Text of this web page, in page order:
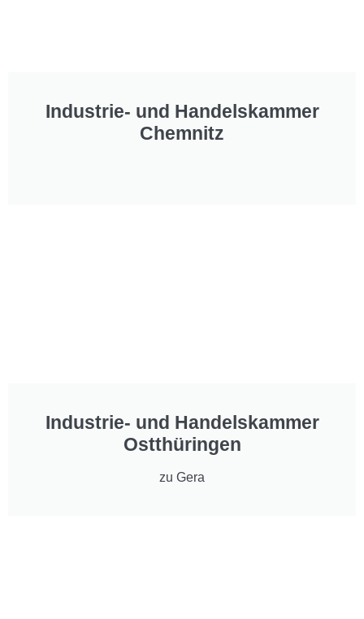
Industrie- und Handelskammer
Chemnitz
Industrie- und Handelskammer
Ostthüringen
zu Gera